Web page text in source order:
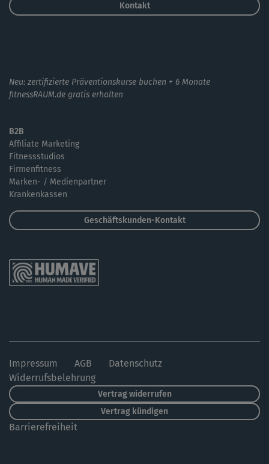
Kontakt
Neu: zertifizierte Präventionskurse buchen + 6 Monate
fitnessRAUM.de gratis erhalten
B2B
Affiliate Marketing
Fitnessstudios
Firmenfitness
Marken- / Medienpartner
Krankenkassen
Geschäftskunden-Kontakt
Impressum AGB
Datenschutz
Widerrufsbelehrung
Vertrag widerrufen
Vertrag kündigen
Barrierefreiheit